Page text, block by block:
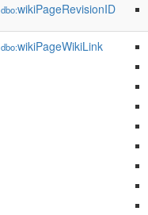
dbo:wikiPageRevisionID
dbo:wikiPageWikiLink